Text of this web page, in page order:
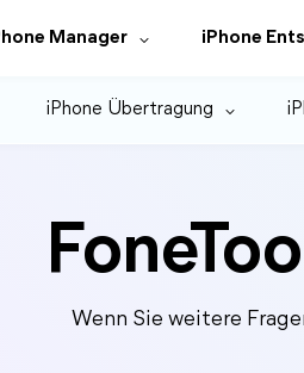
Manager iPhone
iPhone Übertragung
Wenn Sie weitere